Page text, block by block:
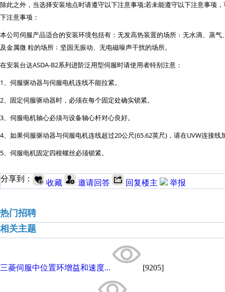
除此之外，当选择安装地点时请遵守以下注意事项;若未能遵守以下注意事项
下注意事项：
本公司伺服产品适合的安装环境包括有：无发高热装置的场所﹔无水滴、蒸气
及金属微 粒的场所﹔坚固无振动、无电磁噪声干扰的场所。
在安装台达ASDA-B2系列进阶泛用型伺服时请使用者特别注意：
1、伺服驱动器与伺服电机连线不能拉紧。
2、固定伺服驱动器时，必须在每个固定处确实锁紧。
3、伺服电机轴心必须与设备轴心杆对心良好。
4、如果伺服驱动器与伺服电机连线超过20公尺(65.62英尺)，请在UVW连接线
5、伺服电机固定四根螺丝必须锁紧。
分享到： 收藏 邀请回答 回复楼主 举报
热门招聘
相关主题
三菱伺服中位置环增益和速度... [9205]